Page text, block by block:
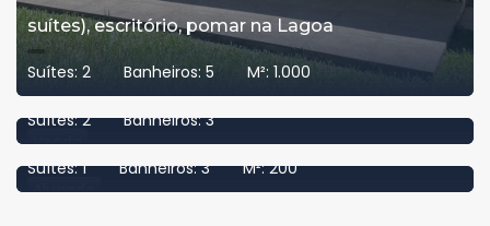
suítes), escritório, pomar na Lagoa
Suítes: 2 Banheiros: 5 M²: 1.000
Venda
Vendo lindo apartamento no Novo Campeche
frente mar
Suítes:2 Banheiros:3
Alugado
R$6.000
Locação anual de casa com 3 dormitórios (
sendo 1 suíte ) no Campeche
Suítes:1 Banheiros:3 M²:200